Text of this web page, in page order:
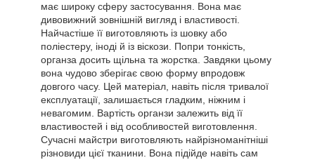
має широку сферу застосування. Вона має
дивовижний зовнішній вигляд і властивості.
Найчастіше її виготовляють із шовку або
поліестеру, іноді й із віскози. Попри тонкість,
органза досить щільна та жорстка. Завдяки цьому
вона чудово зберігає свою форму впродовж
довгого часу. Цей матеріал, навіть після тривалої
експлуатації, залишається гладким, ніжним і
невагомим. Вартість органзи залежить від її
властивостей і від особливостей виготовлення.
Сучасні майстри виготовляють найрізноманітніші
різновиди цієї тканини. Вона підійде навіть сам